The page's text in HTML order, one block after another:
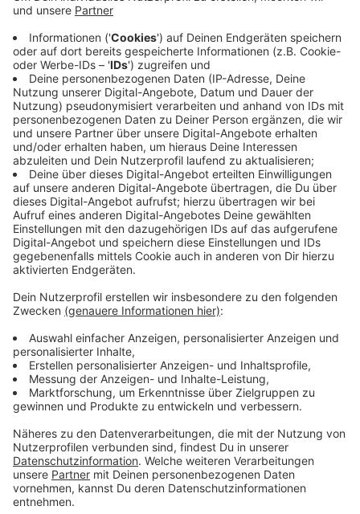
Zu den bekannten Stoßzeiten, meist an
Warteschlangen an den Check-Ins und
Sicherheitsbereichen in Kauf nehmen. Die Devise
würde also wiederum lauten: lieber ein paar Stunden
früher am Flughafen sein um den Urlaubsflieger nicht
zu verpassen.
Anzeige
Das sagt der Flughafen Düsseldorf
Anzeige
Am Flughafen Düsseldorf werden laut Airport-
Angaben ungefähr 1,1 Millionen Fluggäste in den zwei
Herbstferienwochen erwartet. Beliebte Urlaubsziele
seien die Türkei, Griechenland, Spanien, Ägypten,
Vereinigte Arabische Emirate und Städtereisen nach
Istanbul, Barcelona oder London.
mit der höchsten Frequenz an Fluggästen. In der
offiziellen Pressemitteilung heißt es, dass allein
zwischen dem 30. September und 3. Oktober 268.000
Reisende begrüßt werden könnten.